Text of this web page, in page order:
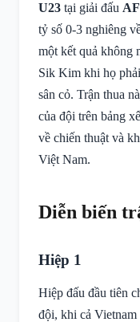
U23 tại giải đấu
tỷ số 0-3 nghiêng
một kết quả không
Sik Kim khi họ
sân cỏ. Trận thua
của đội trên bảng
về chiến thuật và
Việt Nam.
Diễn biến
Hiệp 1
Hiệp đấu đầu tiên
đội, khi cả